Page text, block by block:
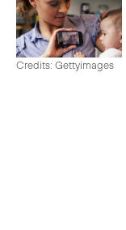
Credits: Gettyimages